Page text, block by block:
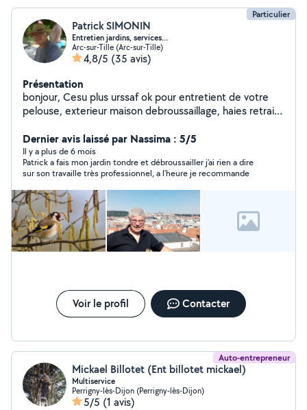
Particulier
Patrick SIMONIN
Entretien jardins, services...
Arc-sur-Tille (Arc-sur-Tille)
4,8/5 (35 avis)
Présentation
bonjour, Cesu plus urssaf ok pour entretient de votre
pelouse, exterieur maison debroussaillage, haies retraité
jardin, de votre verger. Je possède tout le matériel
nécessaire, remorque pour évacuer les déchets verts.
vidange, petite mécanique, entretient veh
Dernier avis laissé par Nassima : 5/5
Il y a plus de 6 mois
Patrick a fais mon jardin tondre et débroussailler j’ai rien a dire
sur son travaille très professionnel, a l’heure je recommande
Voir le profil Contacter
Auto-entrepreneur
Mickael Billotet (Ent billotet mickael)
Multiservice
Perrigny-lès-Dijon (Perrigny-lès-Dijon)
5/5 (1 avis)